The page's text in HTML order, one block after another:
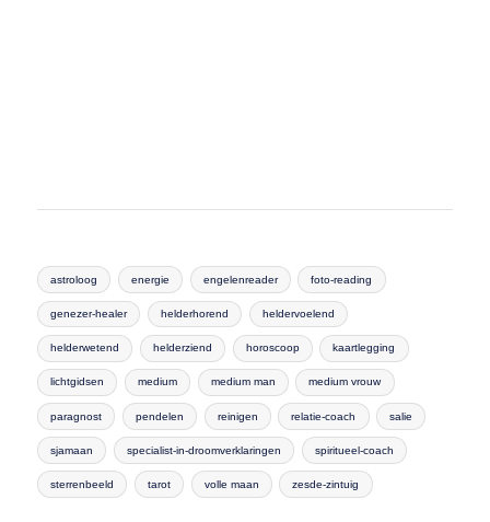
astroloog energie engelenreader foto-reading
genezer-healer helderhorend heldervoelend
helderwetend helderziend horoscoop kaartlegging
lichtgidsen medium medium man medium vrouw
paragnost pendelen reinigen relatie-coach salie
sjamaan specialist-in-droomverklaringen spiritueel-coach
sterrenbeeld tarot volle maan zesde-zintuig